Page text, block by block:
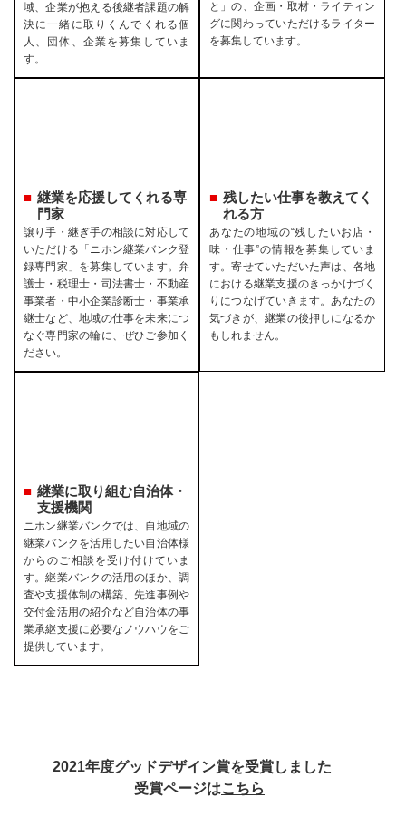
域、企業が抱える後継者課題の解
決に一緒に取りくんでくれる個
人、団体、企業を募集していま
す。
と」の、企画・取材・ライティン
グに関わっていただけるライター
を募集しています。
継業を応援してくれる専
門家
譲り手・継ぎ手の相談に対応して
いただける「ニホン継業バンク登
録専門家」を募集しています。弁
護士・税理士・司法書士・不動産
事業者・中小企業診断士・事業承
継士など、地域の仕事を未来につ
なぐ専門家の輪に、ぜひご参加く
ださい。
残したい仕事を教えてく
れる方
あなたの地域の“残したいお店・
味・仕事”の情報を募集していま
す。寄せていただいた声は、各地
における継業支援のきっかけづく
りにつなげていきます。あなたの
気づきが、継業の後押しになるか
もしれません。
継業に取り組む自治体・
支援機関
ニホン継業バンクでは、自地域の
継業バンクを活用したい自治体様
からのご相談を受け付けていま
す。継業バンクの活用のほか、調
査や支援体制の構築、先進事例や
交付金活用の紹介など自治体の事
業承継支援に必要なノウハウをご
提供しています。
2021年度グッドデザイン賞を受賞しました
受賞ページはこちら